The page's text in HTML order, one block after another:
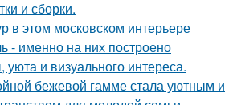
и сборки.
в этом московском интерьере
- именно на них построено
и визуального интереса.
бежевой гамме стала уютным и